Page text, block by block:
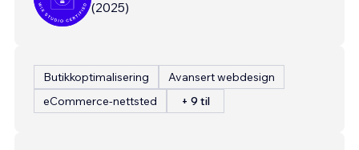
(2025)
Butikkoptimalisering
Avansert webdesign
eCommerce-nettsted
+ 9 til